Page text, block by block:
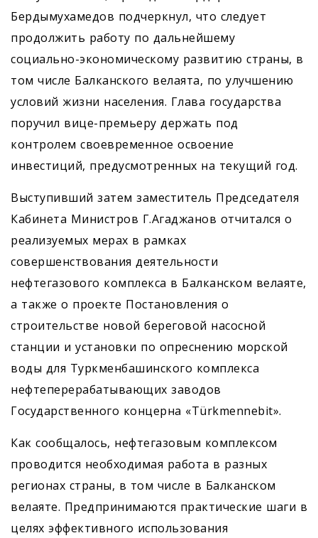
Бердымухамедов подчеркнул, что следует
продолжить работу по дальнейшему
социально-экономическому развитию страны, в
том числе Балканского велаята, по улучшению
условий жизни населения. Глава государства
поручил вице-премьеру держать под
контролем своевременное освоение
инвестиций, предусмотренных на текущий год.
Выступивший затем заместитель Председателя
Кабинета Министров Г.Агаджанов отчитался о
реализуемых мерах в рамках
совершенствования деятельности
нефтегазового комплекса в Балканском велаяте,
а также о проекте Постановления о
строительстве новой береговой насосной
станции и установки по опреснению морской
воды для Туркменбашинского комплекса
нефтеперерабатывающих заводов
Государственного концерна «Türkmennebit».
Как сообщалось, нефтегазовым комплексом
проводится необходимая работа в разных
регионах страны, в том числе в Балканском
велаяте. Предпринимаются практические шаги в
целях эффективного использования